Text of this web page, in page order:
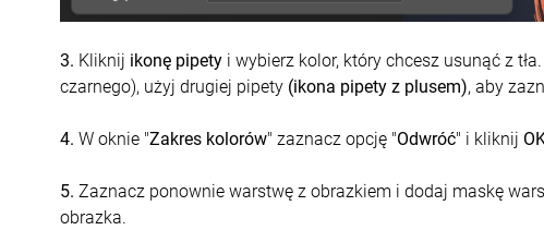
3. Kliknij ikonę pipety i wybierz kolor, który chcesz usunąć z
czarnego), użyj drugiej pipety (ikona pipety z plusem), aby
4. W oknie "Zakres kolorów" zaznacz opcję "Odwróć" i kliknij
5. Zaznacz ponownie warstwę z obrazkiem i dodaj maskę
obrazka.